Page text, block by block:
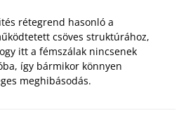
rétegrend hasonló a
csöves struktúrához,
itt a fémszálak nincsenek
így bármikor könnyen
meghibásodás.